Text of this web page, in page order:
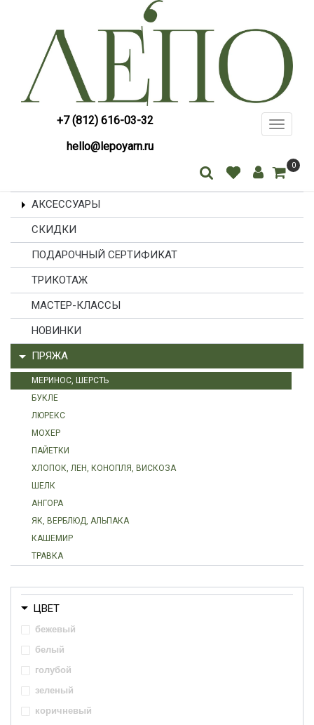
+7 (812) 616-03-32
hello@lepoyarn.ru
Toggle
0
АКСЕССУАРЫ
СКИДКИ
ПОДАРОЧНЫЙ СЕРТИФИКАТ
ТРИКОТАЖ
МАСТЕР-КЛАССЫ
НОВИНКИ
ПРЯЖА
МЕРИНОС, ШЕРСТЬ
БУКЛЕ
ЛЮРЕКС
МОХЕР
ПАЙЕТКИ
ХЛОПОК, ЛЕН, КОНОПЛЯ, ВИСКОЗА
ШЕЛК
АНГОРА
ЯК, ВЕРБЛЮД, АЛЬПАКА
КАШЕМИР
ТРАВКА
ЦВЕТ
бежевый
белый
голубой
зеленый
коричневый